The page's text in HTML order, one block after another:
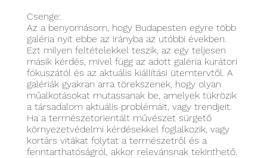
Csenge:
Az a benyomásom, hogy Budapesten egyre több
galéria nyit ebbe az irányba az utóbbi években.
Ezt milyen feltételekkel teszik, az egy teljesen
másik kérdés, mivel függ az adott galéria kurátori
fókuszától és az aktuális kiállítási ütemtervtől. A
galériák gyakran arra törekszenek, hogy olyan
műalkotásokat mutassanak be, amelyek tükrözik
a társadalom aktuális problémáit, vagy trendjeit.
Ha a természetorientált művészet sürgető
környezetvédelmi kérdésekkel foglalkozik, vagy
kortárs vitákat folytat a természetről és a
fenntarthatóságról, akkor relevánsnak tekinthető.